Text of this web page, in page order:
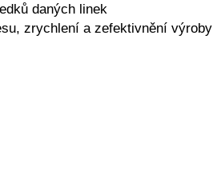
daných linek
zrychlení a zefektivnění výroby